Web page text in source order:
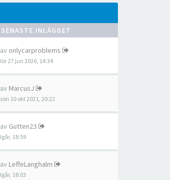
SENASTE INLÄGGET
av onlycarproblems
lör 27 jun 2026, 14:34
av MarcusJ
sön 10 okt 2021, 20:22
av Gutten23
Igår, 18:59
av LeffeLanghalm
Igår, 18:03